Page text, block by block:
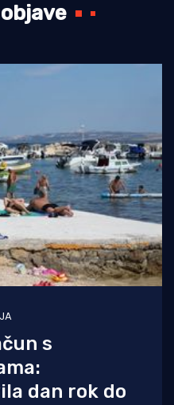
s
dan rok do